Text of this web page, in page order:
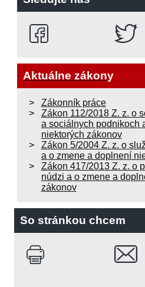
Aktuálne zákony
Zákonník práce
Zákon 112/2018 Z. z. o
a sociálnych podnikoch
niektorých zákonov
Zákon 5/2004 Z. z. o
a o zmene a doplnení
Zákon 417/2013 Z. z. o
núdzi a o zmene a
zákonov
So stránkou chcem